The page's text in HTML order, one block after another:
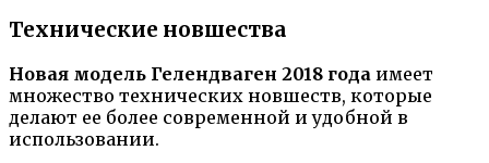
Технические новшества
Новая модель Гелендваген 2018 года имеет
множество технических новшеств, которые
делают ее более современной и удобной в
использовании.